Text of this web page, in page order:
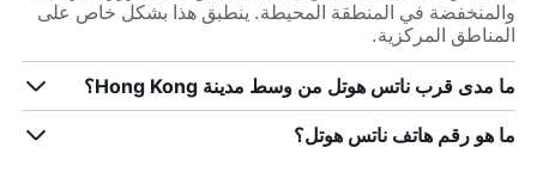
والمنخفضة في المنطقة المحيطة. ينطبق هذا بشكل خاص على
المناطق المركزية.
ما مدى قرب ناتس هوتل من وسط مدينة Hong Kong؟
ما هو رقم هاتف ناتس هوتل؟